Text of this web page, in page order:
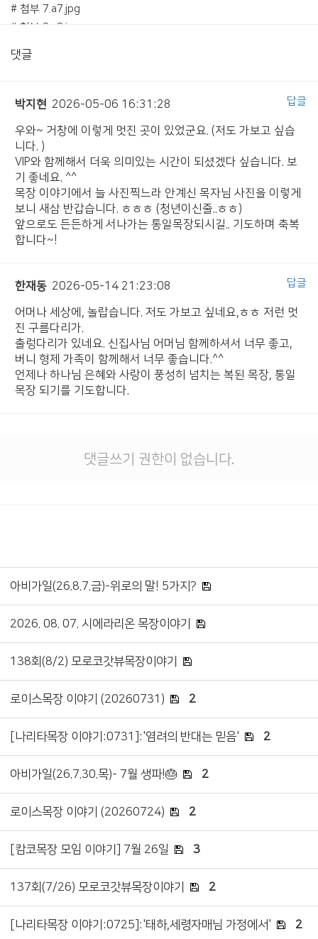
# 첨부 7.a7.jpg
# 첨부 8.a8.jpg
# 첨부 10.a9.jpg
# 첨부 12.a11.jpg
# 첨부 14.a13.jpg
# 첨부 15.a14.jpg
# 첨부 16.a15.jpg
# 첨부 17.a16.jpg
댓글
박지현 2026-05-06 16:31:28
우와~ 거창에 이렇게 멋진 곳이 있었군요. (저도 가보고 싶습
니다. )
VIP와 함께해서 더욱 의미있는 시간이 되셨겠다 싶습니다. 보
기 좋네요. ^^
목장 이야기에서 늘 사진찍느라 안계신 목자님 사진을 이렇게
보니 새삼 반갑습니다. ㅎㅎㅎ (청년이신줄..ㅎㅎ)
앞으로도 든든하게 서나가는 통일목장되시길.. 기도하며 축복
합니다~!
답글
한재동 2026-05-14 21:23:08
어머나 세상에, 놀랍습니다. 저도 가보고 싶네요,ㅎㅎ 저런 멋
진 구름다리가.
출렁다리가 있네요. 신집사님 어머님 함께하셔서 너무 좋고,
버니 형제 가족이 함께해서 너무 좋습니다.^^
언제나 하나님 은혜와 사랑이 풍성히 넘치는 복된 목장, 통일
목장 되기를 기도합니다.
답글
댓글쓰기 권한이 없습니다.
아비가일(26.8.7.금)-위로의 말! 5가지?
2026. 08. 07. 시에라리온 목장이야기
138회(8/2) 모로코갓뷰목장이야기
로이스목장 이야기 (20260731) 2
[나리타목장 이야기:0731]:'염려의 반대는 믿음' 2
아비가일(26.7.30.목)- 7월 생파!🎂 2
로이스목장 이야기 (20260724) 2
[캄코목장 모임 이야기] 7월 26일 3
137회(7/26) 모로코갓뷰목장이야기 2
[나리타목장 이야기:0725]:'태하,세령자매님 가정에서' 2